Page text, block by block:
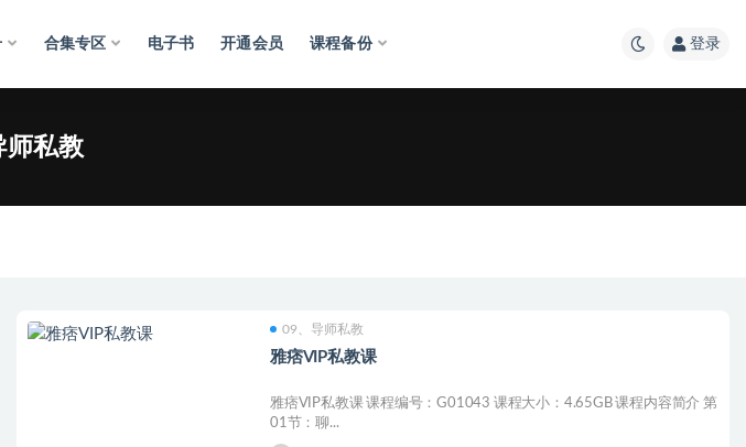
合集专区 电子书 开通会员 课程备份 登录
师私教
09、导师私教
雅痞VIP私教课
雅痞VIP私教课 课程编号：G01043 课程大小：4.65GB 课程内容简介 第
01节：聊...